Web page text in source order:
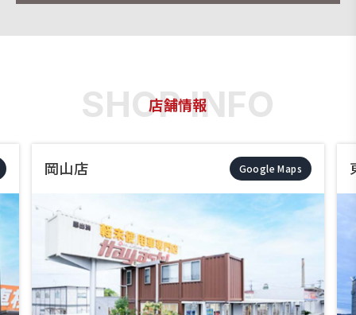
店舗情報
岡山店 Google Maps